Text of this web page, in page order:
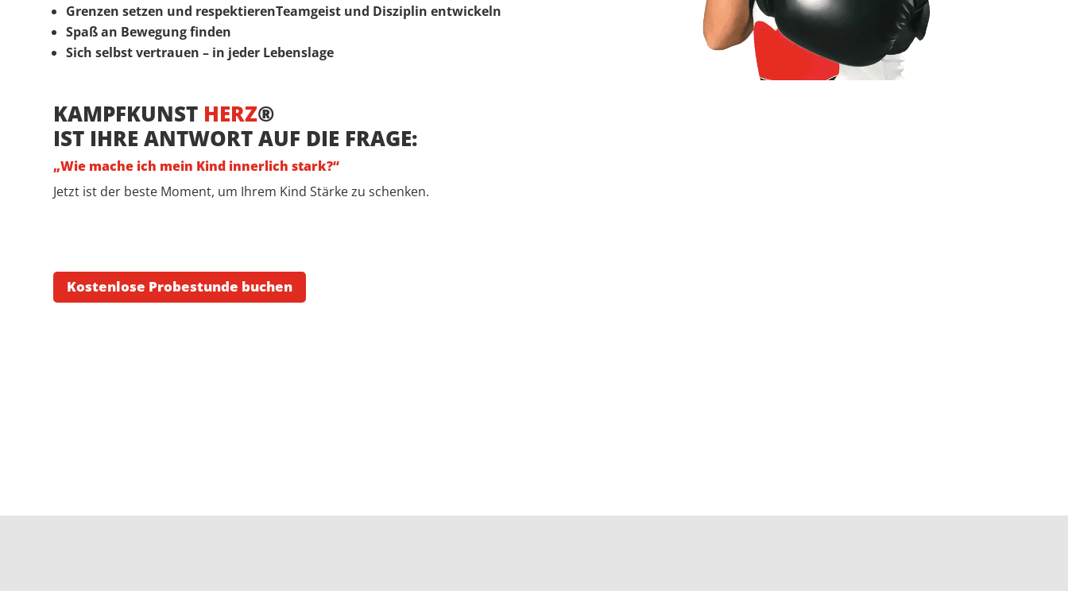
Grenzen setzen und respektierenTeamgeist und Disziplin entwickeln
Spaß an Bewegung finden
Sich selbst vertrauen – in jeder Lebenslage
KAMPFKUNST HERZ®
IST IHRE ANTWORT AUF DIE FRAGE:
„Wie mache ich mein Kind innerlich stark?“
Jetzt ist der beste Moment, um Ihrem Kind Stärke zu schenken.
Kostenlose Probestunde buchen